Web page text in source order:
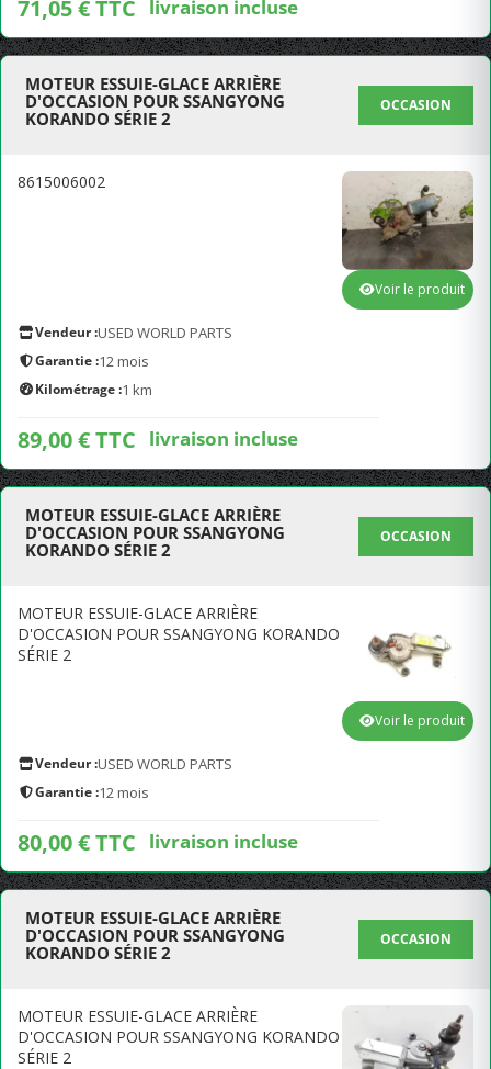
71,05 € TTC livraison incluse
MOTEUR ESSUIE-GLACE ARRIÈRE
D'OCCASION POUR SSANGYONG
KORANDO SÉRIE 2
OCCASION
8615006002
Vendeur :USED WORLD PARTS
Garantie :12 mois
Kilométrage :1 km
89,00 € TTC livraison incluse
Voir le produit
MOTEUR ESSUIE-GLACE ARRIÈRE
D'OCCASION POUR SSANGYONG
KORANDO SÉRIE 2
OCCASION
MOTEUR ESSUIE-GLACE ARRIÈRE
D'OCCASION POUR SSANGYONG KORANDO
SÉRIE 2
Vendeur :USED WORLD PARTS
Garantie :12 mois
80,00 € TTC livraison incluse
Voir le produit
MOTEUR ESSUIE-GLACE ARRIÈRE
D'OCCASION POUR SSANGYONG
KORANDO SÉRIE 2
OCCASION
MOTEUR ESSUIE-GLACE ARRIÈRE
D'OCCASION POUR SSANGYONG KORANDO
SÉRIE 2